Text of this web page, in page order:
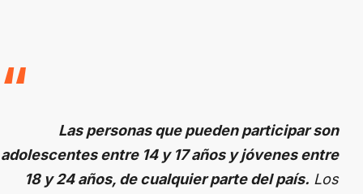
Las personas que pueden participar son
adolescentes entre 14 y 17 años y jóvenes entre
18 y 24 años, de cualquier parte del país. Los